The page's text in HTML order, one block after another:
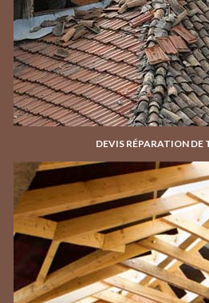
DEVIS RÉPARATION DE